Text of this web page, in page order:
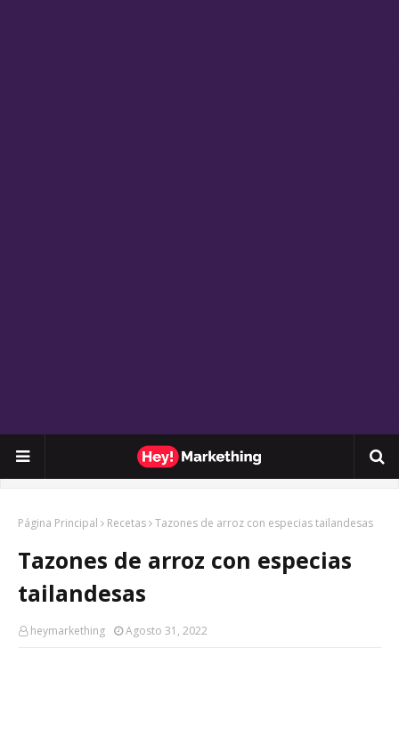
Página Principal Recetas Tazones de arroz con especias tailandesas
Tazones de arroz con especias
tailandesas
heymarkething Agosto 31, 2022